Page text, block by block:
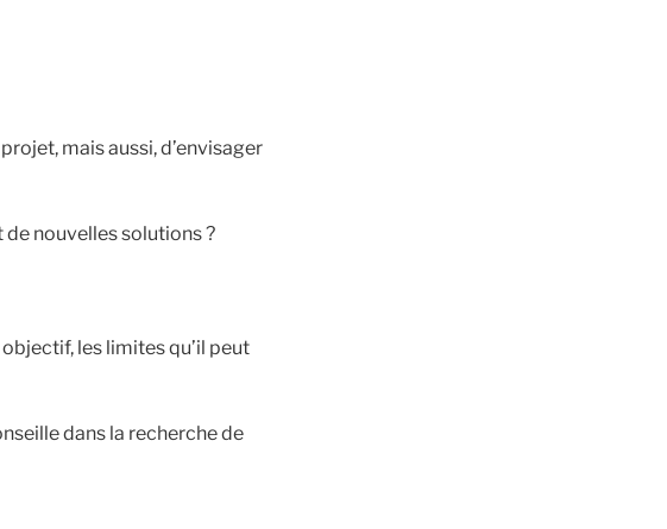
mais aussi, d’envisager
nouvelles solutions ?
les limites qu’il peut
dans la recherche de